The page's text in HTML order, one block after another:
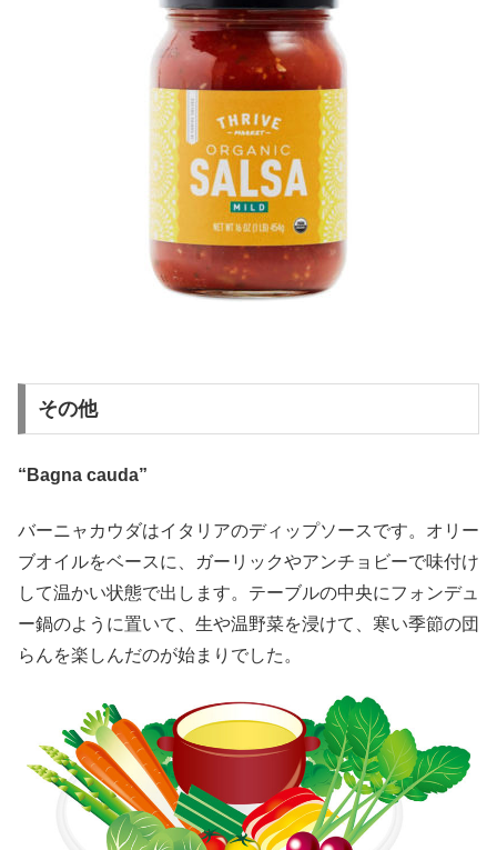
その他
“Bagna cauda”
バーニャカウダはイタリアのディップソースです。オリー
ブオイルをベースに、ガーリックやアンチョビーで味付け
して温かい状態で出します。テーブルの中央にフォンデュ
ー鍋のように置いて、生や温野菜を浸けて、寒い季節の団
らんを楽しんだのが始まりでした。